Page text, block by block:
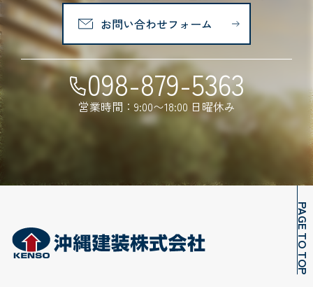
お問い合わせフォーム
098-879-5363
営業時間：9:00〜18:00 日曜休み
PAGE TO TOP